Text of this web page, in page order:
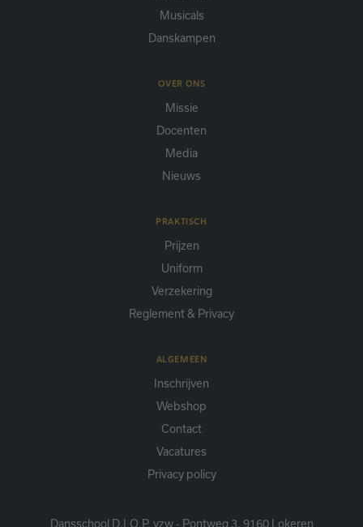
Musicals
Danskampen
OVER ONS
Missie
Docenten
Media
Nieuws
PRAKTISCH
Prijzen
Uniform
Verzekering
Reglement & Privacy
ALGEMEEN
Inschrijven
Webshop
Contact
Vacatures
Privacy policy
Dansschool D.I.O.P. vzw - Pontweg 3, 9160 Lokeren